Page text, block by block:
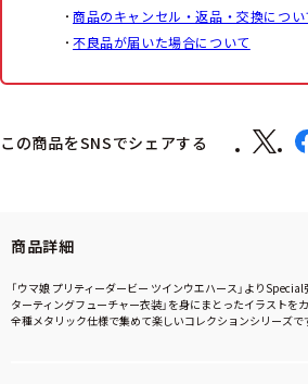
商品のキャンセル・返品・交換につい
不良品が届いた場合について
この商品をSNSでシェアする
商品詳細
「ウマ娘 プリティーダービー ツインウエハース」よりSpecial
ターティングフューチャー衣装」を身にまとったイラストを
全種メタリック仕様で集めて楽しいコレクションシリーズで